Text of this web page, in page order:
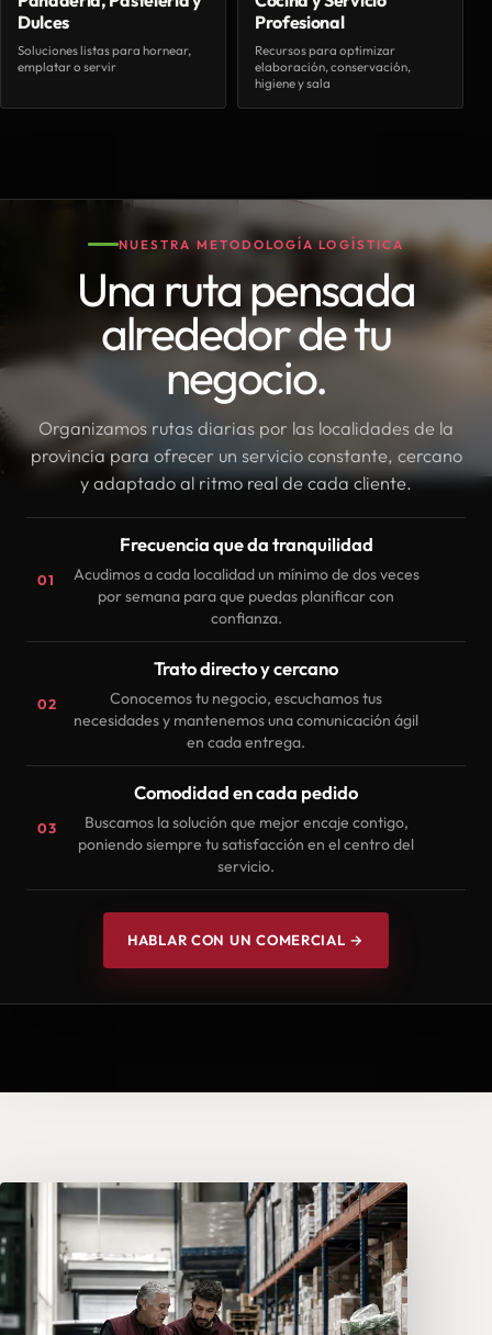
Dulces
Soluciones listas para hornear,
emplatar o servir
Profesional
Recursos para optimizar
elaboración, conservación,
higiene y sala
NUESTRA METODOLOGÍA LOGÍSTICA
Una ruta pensada
alrededor de tu
negocio.
Organizamos rutas diarias por las localidades de la
provincia para ofrecer un servicio constante, cercano
y adaptado al ritmo real de cada cliente.
01
Frecuencia que da tranquilidad
Acudimos a cada localidad un mínimo de dos veces
por semana para que puedas planificar con
confianza.
02
Trato directo y cercano
Conocemos tu negocio, escuchamos tus
necesidades y mantenemos una comunicación ágil
en cada entrega.
03
Comodidad en cada pedido
Buscamos la solución que mejor encaje contigo,
poniendo siempre tu satisfacción en el centro del
servicio.
HABLAR CON UN COMERCIAL →